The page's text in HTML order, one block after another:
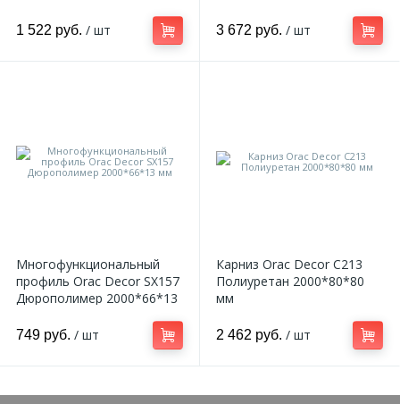
1 522 руб. / шт 3 672 руб. / шт
Многофункциональный
профиль Orac Decor SX157
Дюрополимер 2000*66*13
749 руб. / шт
Карниз Orac Decor C213
Полиуретан 2000*80*80
мм
2 462 руб. / шт